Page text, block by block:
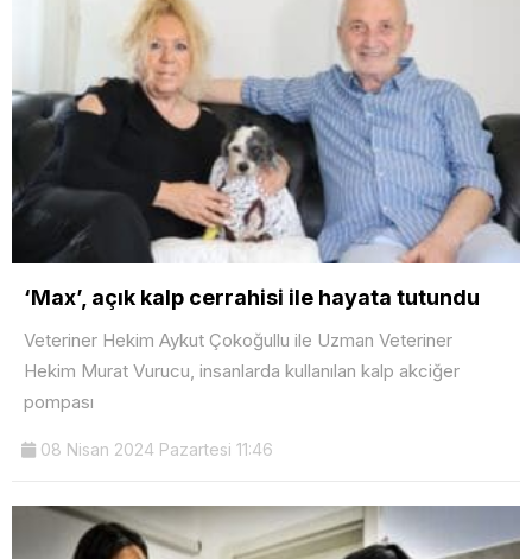
‘Max’, açık kalp cerrahisi ile hayata tutundu
Veteriner Hekim Aykut Çokoğullu ile Uzman Veteriner
Hekim Murat Vurucu, insanlarda kullanılan kalp akciğer
pompası
08 Nisan 2024 Pazartesi 11:46